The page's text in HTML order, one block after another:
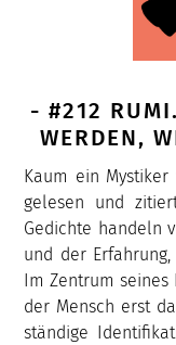
- #212
WERDEN,
Kaum ein
gelesen und
Gedichte handeln
und der
Im Zentrum seines
der Mensch erst
ständige